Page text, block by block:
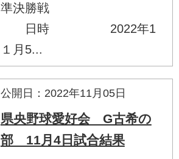
準決勝戦
日時 2022年1
１月5...
公開日：2022年11月05日
県央野球愛好会 G古希の
部 11月4日試合結果